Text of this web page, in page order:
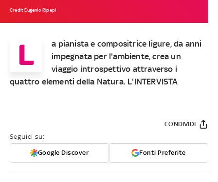
Credit Eugenio Ripepi
L
a pianista e compositrice ligure, da anni
impegnata per l'ambiente, crea un
viaggio introspettivo attraverso i
quattro elementi della Natura. L'INTERVISTA
Seguici su:
Google Discover Fonti Preferite
CONDIVIDI